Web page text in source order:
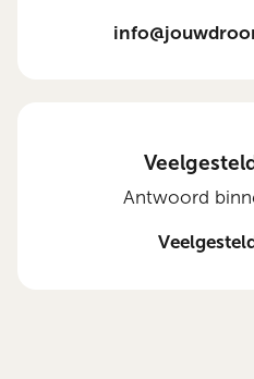
Antwoord